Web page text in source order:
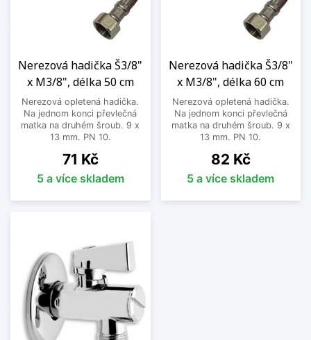
Nerezová hadička Š3/8"
x M3/8", délka 50 cm
Nerezová opletená hadička.
Na jednom konci převlečná
matka na druhém šroub. 9 x
13 mm. PN 10.
Cena
71 Kč
5 a více skladem
Nerezová hadička Š3/8"
x M3/8", délka 60 cm
Nerezová opletená hadička.
Na jednom konci převlečná
matka na druhém šroub. 9 x
13 mm. PN 10.
Cena
82 Kč
5 a více skladem